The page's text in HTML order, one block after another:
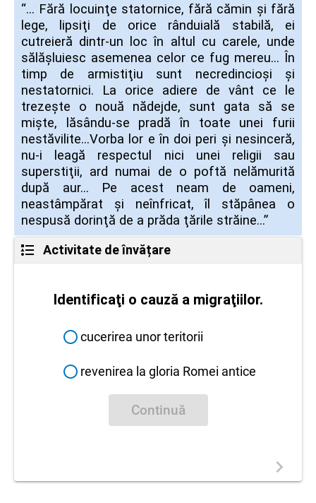
“… Fără locuinţe statornice, fără cămin şi fără
lege, lipsiţi de orice rânduială stabilă, ei
cutreieră dintr-un loc în altul cu carele, unde
sălăşluiesc asemenea celor ce fug mereu… În
timp de armistiţiu sunt necredincioşi şi
nestatornici. La orice adiere de vânt ce le
trezeşte o nouă nădejde, sunt gata să se
mişte, lăsându-se pradă în toate unei furii
nestăvilite…Vorba lor e în doi peri şi nesinceră,
nu-i leagă respectul nici unei religii sau
superstiţii, ard numai de o poftă nelămurită
după aur… Pe acest neam de oameni,
neastâmpărat şi neînfricat, îl stăpânea o
nespusă dorinţă de a prăda ţările străine…”
Activitate de învățare
Identificaţi o cauză a migraţiilor.
cucerirea unor teritorii
revenirea la gloria Romei antice
Continuă